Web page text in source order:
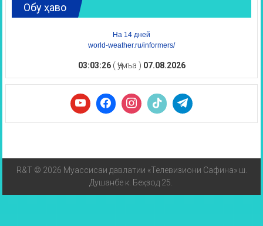
Обу ҳаво
На 14 дней
world-weather.ru/informers/
03:03:27( Ҷумъа ) 07.08.2026
R&T © 2026 Муассисаи давлатии «Телевизиони Сафина» ш.
Душанбе к. Беҳзод 25.